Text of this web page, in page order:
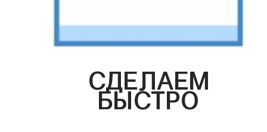
СДЕЛАЕМ
БЫСТРО